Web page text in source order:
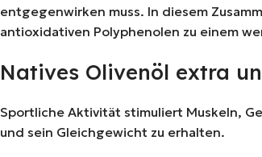
entgegenwirken muss. In diesem
antioxidativen Polyphenolen zu einem
Natives Olivenöl extra
Sportliche Aktivität stimuliert Muskeln,
und sein Gleichgewicht zu erhalten.